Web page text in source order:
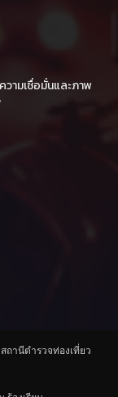
ามเชื่อมั่นและภาพ
ถานีตำรวจท่องเที่ยว